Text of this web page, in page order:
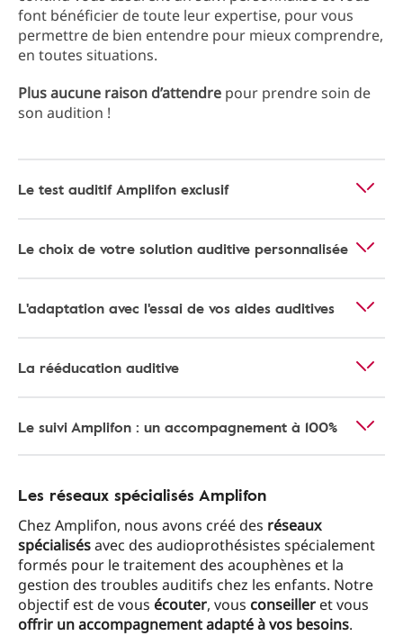
font bénéficier de toute leur expertise, pour vous
permettre de bien entendre pour mieux comprendre,
en toutes situations.
Plus aucune raison d’attendre pour prendre soin de
son audition !
Le test auditif Amplifon exclusif
Le choix de votre solution auditive personnalisée
L'adaptation avec l'essai de vos aides auditives
La rééducation auditive
Le suivi Amplifon : un accompagnement à 100%
Les réseaux spécialisés Amplifon
Chez Amplifon, nous avons créé des réseaux
spécialisésavec des audioprothésistes spécialement
formés pour le traitement des acouphènes et la
gestion des troubles auditifs chez les enfants. Notre
objectif est de vous écouter, vous conseiller et vous
offrir un accompagnement adapté à vos besoins.